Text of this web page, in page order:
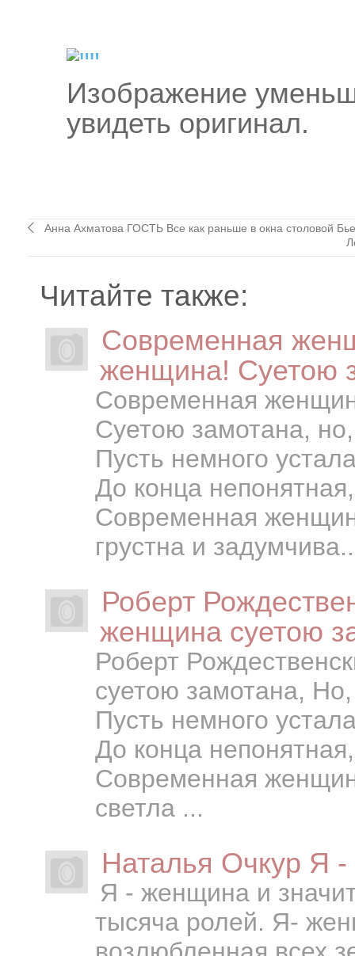
Изображение
увидеть оригинал.
Анна Ахматова ГОСТЬ Все как раньше в окна столовой
Читайте также:
Современная
женщина! Суетою
Современная
Суетою замотана,
Пусть немного
До конца
Современная
грустна и
Роберт
женщина суетою
Роберт
суетою замотана,
Пусть немного
До конца
Современная
светла ...
Наталья Очкур Я
Я - женщина и
тысяча ролей. Я-